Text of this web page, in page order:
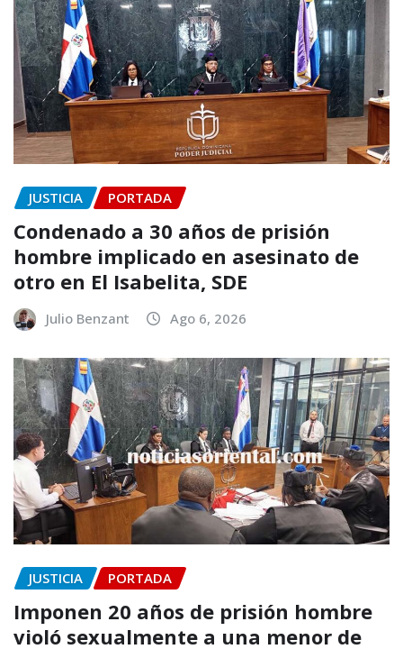
JUSTICIA PORTADA
Condenado a 30 años de prisión
hombre implicado en asesinato de
otro en El Isabelita, SDE
Julio Benzant Ago 6, 2026
JUSTICIA PORTADA
Imponen 20 años de prisión hombre
violó sexualmente a una menor de